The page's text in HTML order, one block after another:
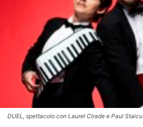
DUEL, spettacolo con Laurel Cirade e Paul Staicu